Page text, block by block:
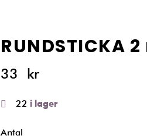
RUNDSTICKA
33 kr
22 i lager
Antal